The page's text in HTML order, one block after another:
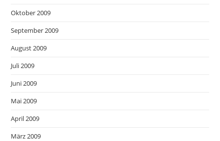
Oktober 2009
September 2009
August 2009
Juli 2009
Juni 2009
Mai 2009
April 2009
März 2009